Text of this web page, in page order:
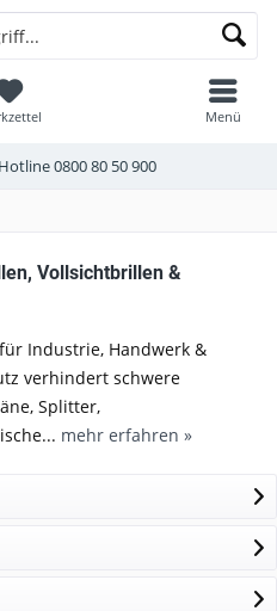
0800 80 50 900
Menü
Vollsichtbrillen &
Industrie, Handwerk &
verhindert schwere
Splitter,
mehr erfahren »